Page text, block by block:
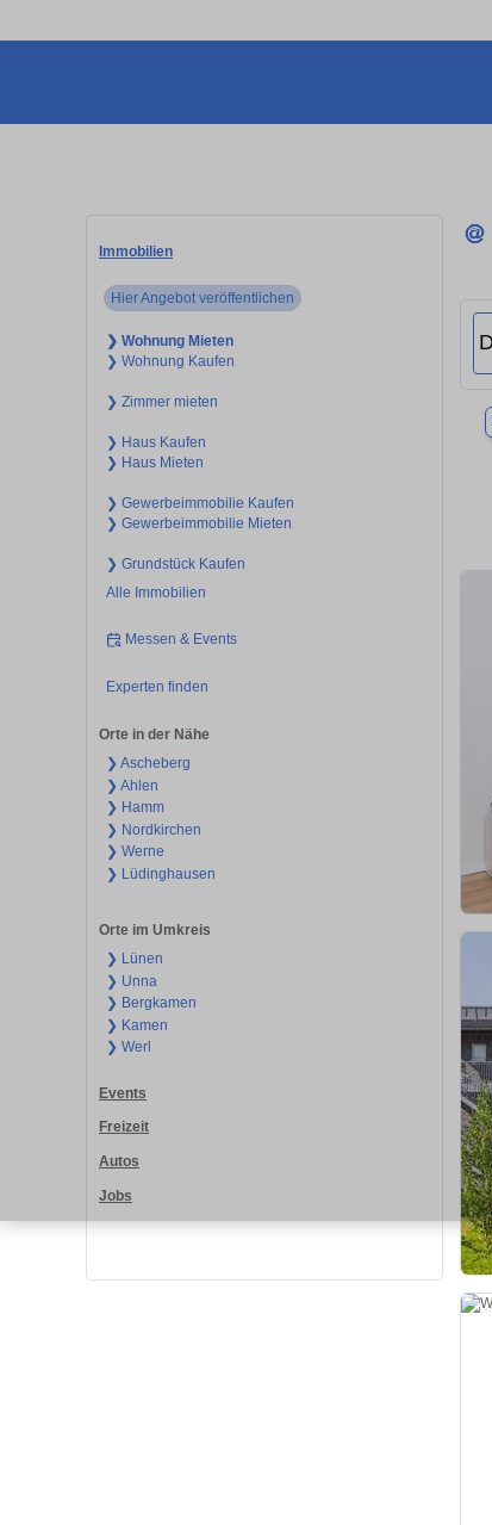
Immobilien
Hier Angebot veröffentlichen
❯ Wohnung Mieten
❯ Wohnung Kaufen
❯ Zimmer mieten
❯ Haus Kaufen
❯ Haus Mieten
❯ Gewerbeimmobilie Kaufen
❯ Gewerbeimmobilie Mieten
❯ Grundstück Kaufen
Alle Immobilien
Messen & Events
Experten finden
Orte in der Nähe
❯ Ascheberg
❯ Ahlen
❯ Hamm
❯ Nordkirchen
❯ Werne
❯ Lüdinghausen
Orte im Umkreis
❯ Lünen
❯ Unna
❯ Bergkamen
❯ Kamen
❯ Werl
Events
Freizeit
Autos
Jobs